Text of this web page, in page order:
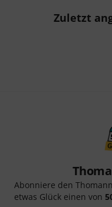
Zuletzt
Abonniere den
etwas Glück einen von